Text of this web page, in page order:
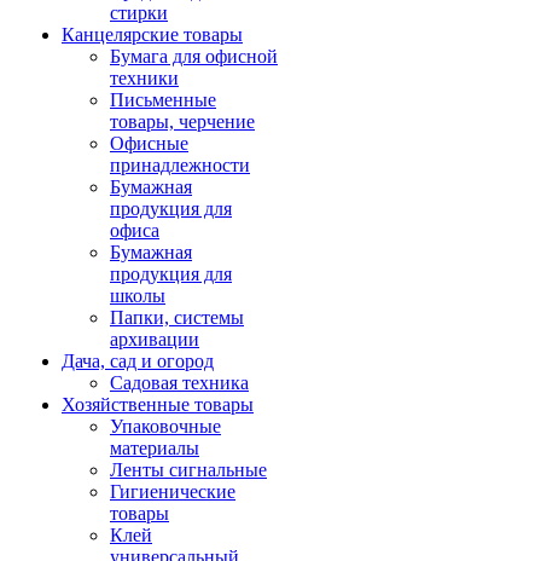
стирки
Канцелярские товары
Бумага для офисной
техники
Письменные
товары, черчение
Офисные
принадлежности
Бумажная
продукция для
офиса
Бумажная
продукция для
школы
Папки, системы
архивации
Дача, сад и огород
Садовая техника
Хозяйственные товары
Упаковочные
материалы
Ленты сигнальные
Гигиенические
товары
Клей
универсальный